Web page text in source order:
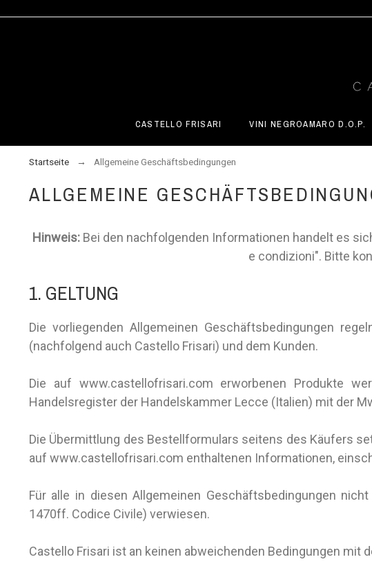
CASTELLO FRISARI VINI NEGROAMARO D.O.P.
Startseite Allgemeine Geschäftsbedingungen
ALLGEMEINE
Hinweis: Bei den nachfolgenden Informationen handelt es
e condizioni". Bitte
1. GELTUNG
Die vorliegenden Allgemeinen Geschäftsbedingungen
(nachfolgend auch Castello Frisari) und dem Kunden.
Die auf www.castellofrisari.com erworbenen Produkte
Handelsregister der Handelskammer Lecce (Italien) mit der
Die Übermittlung des Bestellformulars seitens des Käufers
auf www.castellofrisari.com enthaltenen Informationen,
Für alle in diesen Allgemeinen Geschäftsbedingungen
1470ff. Codice Civile) verwiesen.
Castello Frisari ist an keinen abweichenden Bedingungen